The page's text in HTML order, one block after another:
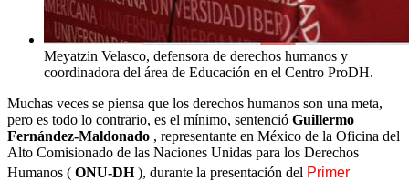
Meyatzin Velasco, defensora de derechos humanos y
coordinadora del área de Educación en el Centro ProDH.
Muchas veces se piensa que los derechos humanos son una meta,
pero es todo lo contrario, es el mínimo, sentenció Guillermo
Fernández-Maldonado , representante en México de la Oficina del
Alto Comisionado de las Naciones Unidas para los Derechos
Humanos ( ONU-DH), durante la presentación del Primer